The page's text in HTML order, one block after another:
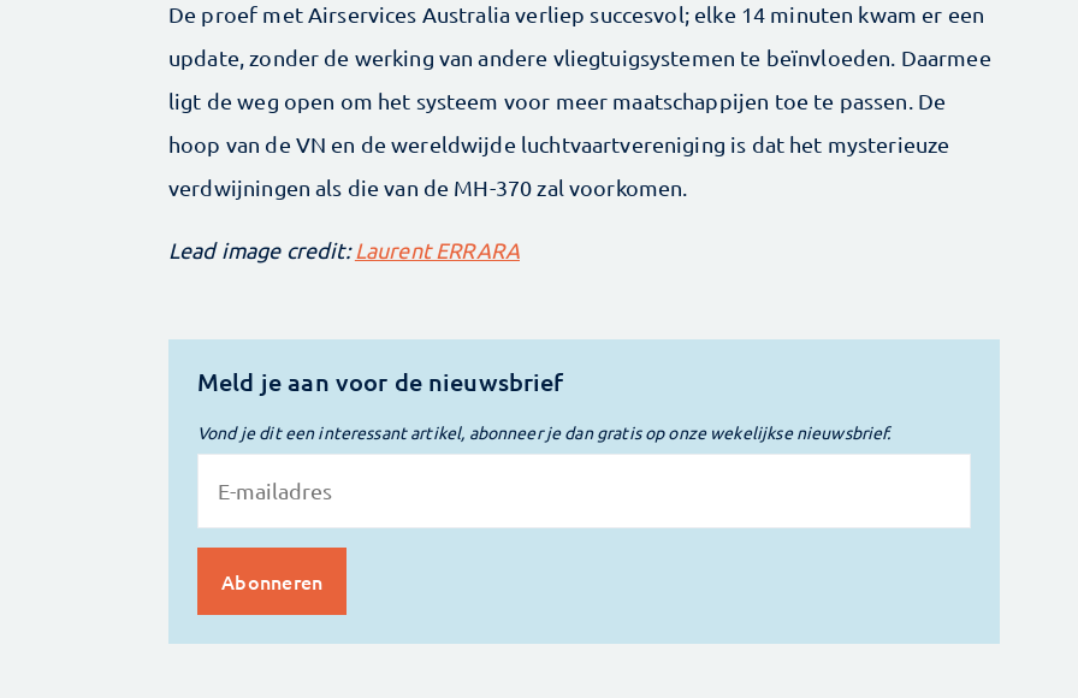
De proef met Airservices Australia verliep succesvol; elke 14 minuten kwam er een
update, zonder de werking van andere vliegtuigsystemen te beïnvloeden. Daarmee
ligt de weg open om het systeem voor meer maatschappijen toe te passen. De
hoop van de VN en de wereldwijde luchtvaartvereniging is dat het mysterieuze
verdwijningen als die van de MH-370 zal voorkomen.
Lead image credit:Laurent ERRARA
Meld je aan voor de nieuwsbrief
Vond je dit een interessant artikel, abonneer je dan gratis op onze wekelijkse nieuwsbrief.